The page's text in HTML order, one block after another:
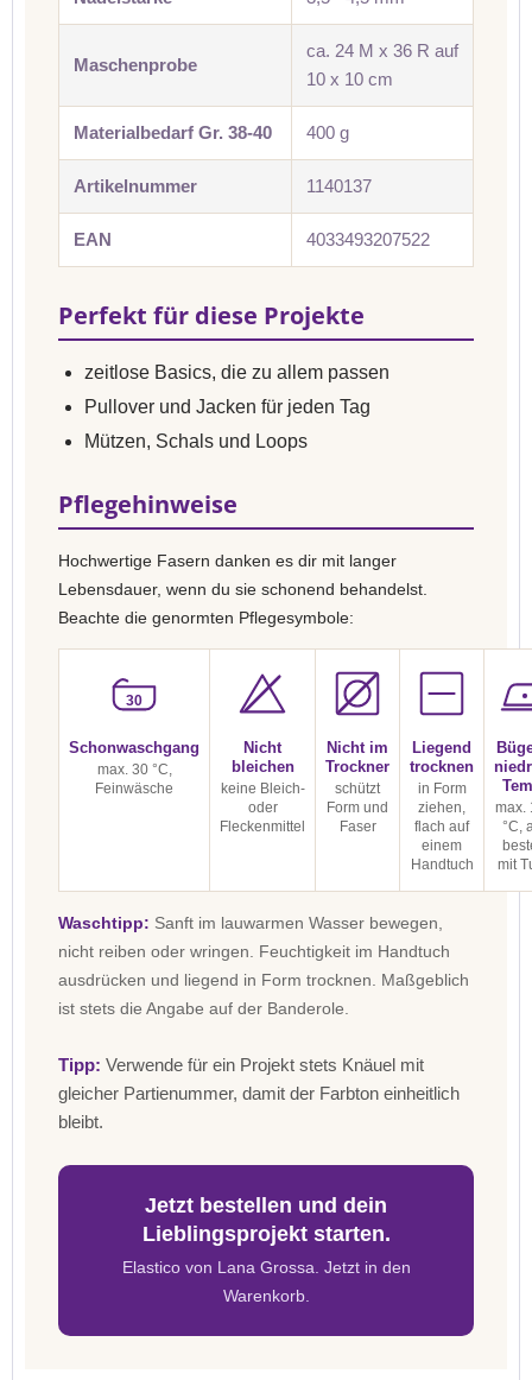
Maschenprobe
ca. 24 M x 36 R auf
10 x 10 cm
Materialbedarf Gr. 38-40 400 g
Artikelnummer 1140137
EAN 4033493207522
Perfekt für diese Projekte
zeitlose Basics, die zu allem passen
Pullover und Jacken für jeden Tag
Mützen, Schals und Loops
Pflegehinweise
Hochwertige Fasern danken es dir mit langer
Lebensdauer, wenn du sie schonend behandelst.
Beachte die genormten Pflegesymbole:
30
Schonwaschgang
max. 30 °C,
Feinwäsche
Nicht
bleichen
keine Bleich-
oder
Fleckenmittel
Nicht im
Trockner
schützt
Form und
Faser
Liegend
trocknen
in Form
ziehen,
flach auf
einem
Handtuch
max.
°C,
mit
Waschtipp: Sanft im lauwarmen Wasser bewegen,
nicht reiben oder wringen. Feuchtigkeit im Handtuch
ausdrücken und liegend in Form trocknen. Maßgeblich
ist stets die Angabe auf der Banderole.
Tipp: Verwende für ein Projekt stets Knäuel mit
gleicher Partienummer, damit der Farbton einheitlich
bleibt.
Jetzt bestellen und dein
Lieblingsprojekt starten.
Elastico von Lana Grossa. Jetzt in den
Warenkorb.